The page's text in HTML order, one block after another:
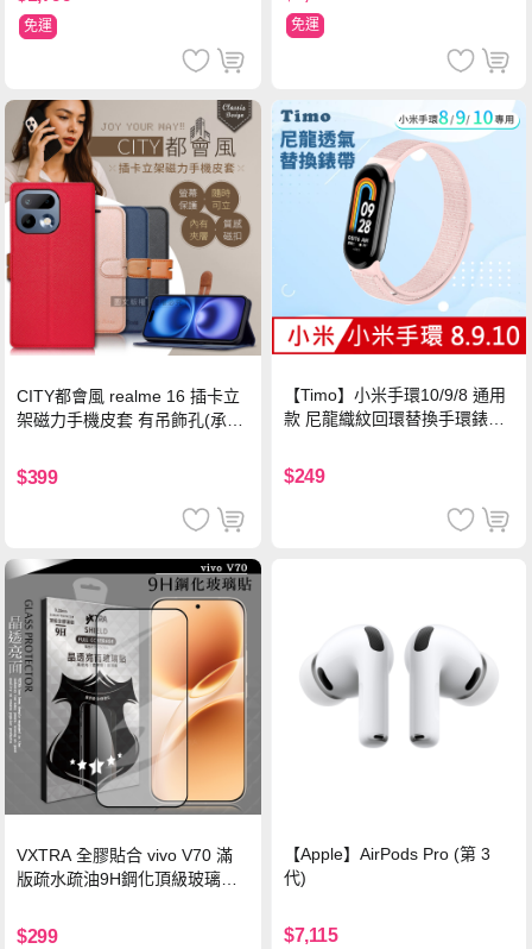
免運 免運
CITY都會風 realme 16 插卡立
架磁力手機皮套 有吊飾孔(承諾
$399
【Timo】小米手環10/9/8 通用
款 尼龍織紋回環替換手環錶帶-
$249
VXTRA 全膠貼合 vivo V70 滿
版疏水疏油9H鋼化頂級玻璃貼
$299
【Apple】AirPods Pro (第 3
代)
$7,115